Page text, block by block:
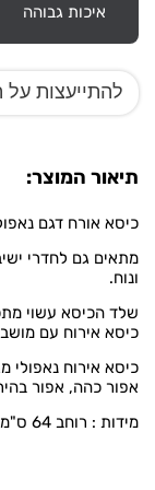
איכות גבוהה
להתייעצות על
תיאור המוצר:
כיסא אורח דגם
מתאים גם לחדרי
ונוח.
שלד הכיסא עשוי
כיסא אירוח עם
אפור כהה, אפור
מידות : רוחב 64 ס"מ, עומק 42 ס"מ